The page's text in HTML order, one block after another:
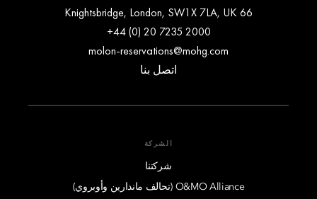
66 Knightsbridge, London, SW1X 7LA, UK
+44 (0) 20 7235 2000
molon-reservations@mohg.com
اتصل بنا
الشركة
شركتنا
O&MO Alliance (تحالف ماندارين وأوبروي)